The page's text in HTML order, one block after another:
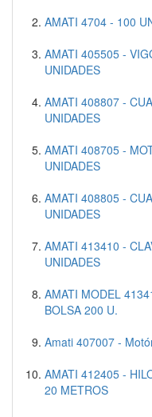
AMATI 4704 - 100
AMATI 405505 -
UNIDADES
AMATI 408807 -
UNIDADES
AMATI 408705 -
UNIDADES
AMATI 408805 -
UNIDADES
AMATI 413410 -
UNIDADES
AMATI MODEL
BOLSA 200 U.
Amati 407007 -
AMATI 412405 -
20 METROS